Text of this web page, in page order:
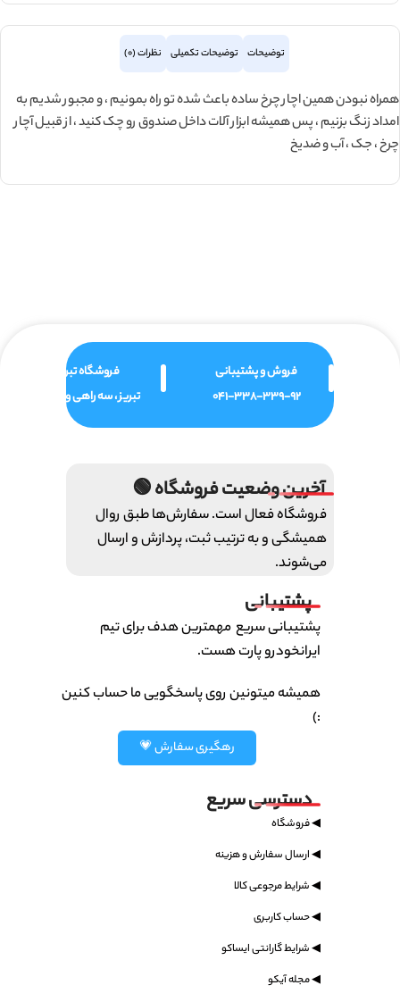
توضیحات توضیحات تکمیلی نظرات (0)
همراه نبودن همین اچار چرخ ساده باعث شده تو راه بمونیم ، و مجبور شدیم به
امداد زنگ بزنیم ، پس همیشه ابزار آلات داخل صندوق رو چک کنید ، از قبیل آچار
چرخ ، جک ، آب و ضدیخ
فروش و پشتیبانی
041-338-339-92
فروشگاه تبریز
تبریز ، سه راهی ولیعصر
آخرین وضعیت فروشگاه 🟢
فروشگاه فعال است. سفارش‌ها طبق روال
همیشگی و به ترتیب ثبت، پردازش و ارسال
می‌شوند.
پشتیبانی
پشتیبانی سریع مهمترین هدف برای تیم
ایرانخودرو پارت هست.
همیشه میتونین روی پاسخگویی ما حساب کنین
:)
رهگیری سفارش 💗
دسترسی سریع
◀ فروشگاه
◀ ارسال سفارش و هزینه
◀ شرایط مرجوعی کالا
◀ حساب کاربری
◀ شرایط گارانتی ایساکو
◀ مجله آیکو